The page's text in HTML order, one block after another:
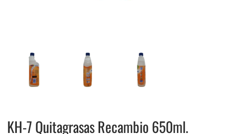
KH-7 Quitagrasas Recambio 650ml.